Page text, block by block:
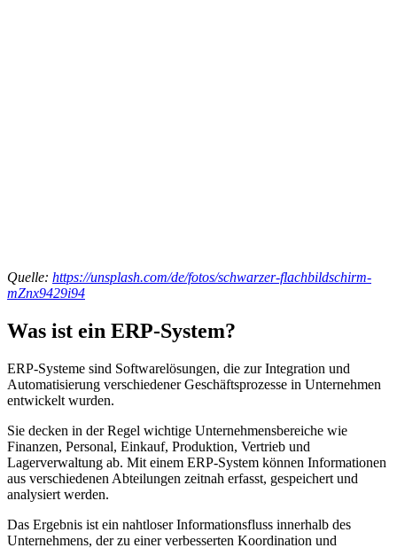
Quelle: https://unsplash.com/de/fotos/schwarzer-flachbildschirm-
mZnx9429i94
Was ist ein ERP-System?
ERP-Systeme sind Softwarelösungen, die zur Integration und
Automatisierung verschiedener Geschäftsprozesse in Unternehmen
entwickelt wurden.
Sie decken in der Regel wichtige Unternehmensbereiche wie
Finanzen, Personal, Einkauf, Produktion, Vertrieb und
Lagerverwaltung ab. Mit einem ERP-System können Informationen
aus verschiedenen Abteilungen zeitnah erfasst, gespeichert und
analysiert werden.
Das Ergebnis ist ein nahtloser Informationsfluss innerhalb des
Unternehmens, der zu einer verbesserten Koordination und